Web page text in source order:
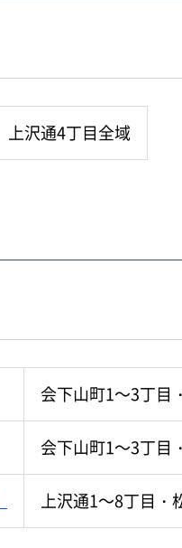
上沢通4丁目全域
会下山町1～3丁目
会下山町1～3丁目
上沢通1～8丁目・